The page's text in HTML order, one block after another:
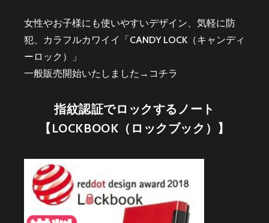
女性やお子様にも使いやすいデザイン、気軽に防
犯、カラフルカワイイ「CANDY LOCK（キャンディ
ーロック）」
一般販売開始いたしました→ コチラ
指紋認証でロックするノート
【LOCKBOOK（ロックブック）】